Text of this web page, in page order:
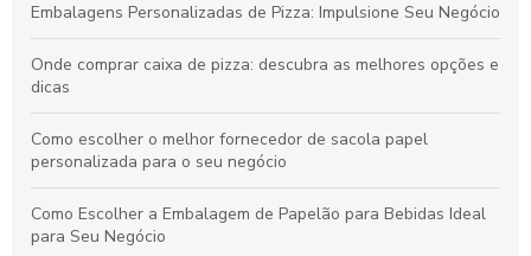
Embalagens Personalizadas de Pizza: Impulsione Seu Negócio
Onde comprar caixa de pizza: descubra as melhores opções e
dicas
Como escolher o melhor fornecedor de sacola papel
personalizada para o seu negócio
Como Escolher a Embalagem de Papelão para Bebidas Ideal
para Seu Negócio